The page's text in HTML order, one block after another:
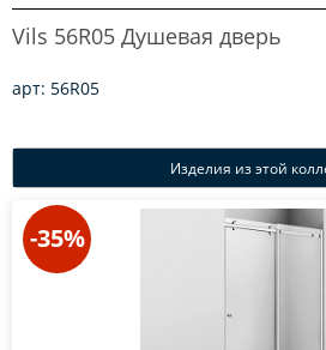
Vils 56R05 Душевая дверь
арт: 56R05
Изделия из этой
-35%